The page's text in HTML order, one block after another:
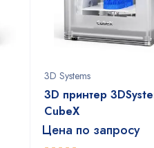
3D Systems
3D принтер
CubeX
Цена по запросу